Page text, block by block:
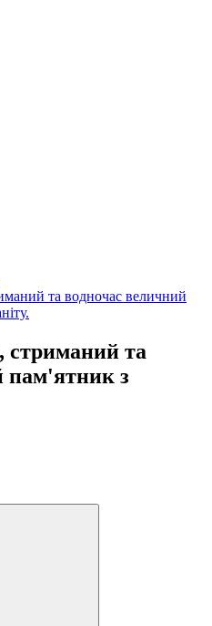
та водночас величний
та
пам'ятник з